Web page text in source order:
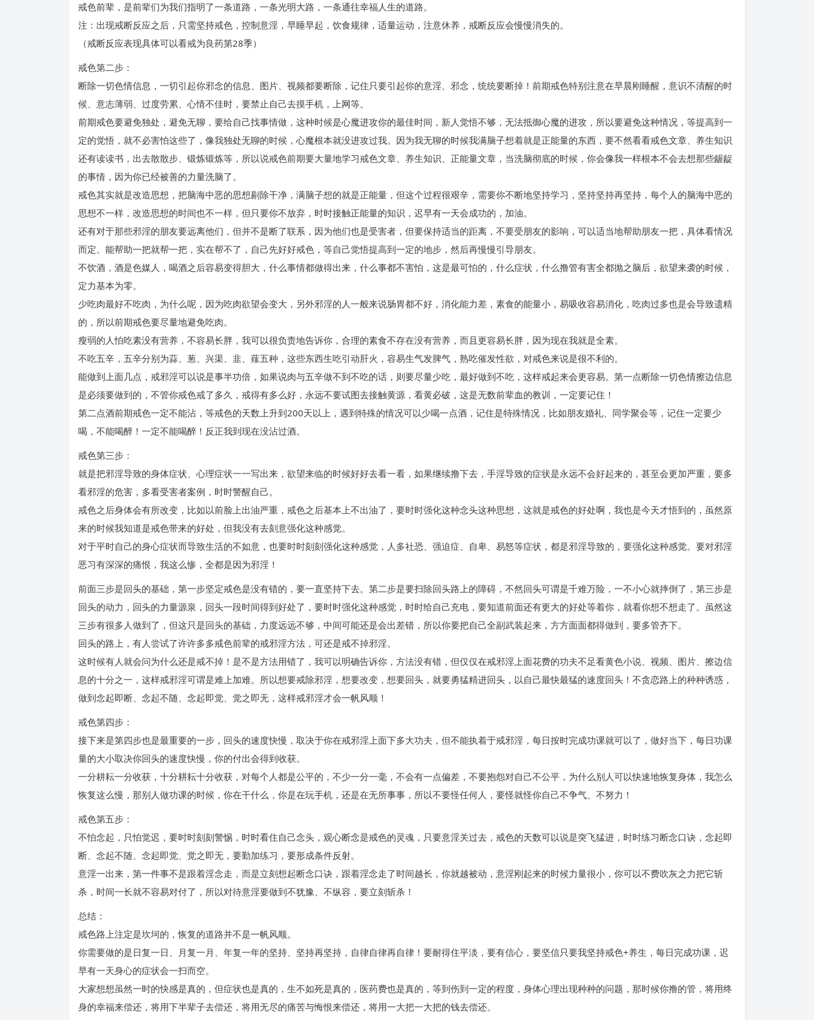
戒色前辈，是前辈们为我们指明了一条道路，一条光明大路，一条通往幸福人生的道路。
注：出现戒断反应之后，只需坚持戒色，控制意淫，早睡早起，饮食规律，适量运动，注意休养，戒断反应会慢慢消失的。
（戒断反应表现具体可以看戒为良药第28季）
戒色第二步：
断除一切色情信息，一切引起你邪念的信息、图片、视频都要断除，记住只要引起你的意淫、邪念，统统要断掉！前期戒色特别注意在早晨刚睡醒，意识不清醒的时
候、意志薄弱、过度劳累、心情不佳时，要禁止自己去摸手机，上网等。
前期戒色要避免独处，避免无聊，要给自己找事情做，这种时候是心魔进攻你的最佳时间，新人觉悟不够，无法抵御心魔的进攻，所以要避免这种情况，等提高到一
定的觉悟，就不必害怕这些了，像我独处无聊的时候，心魔根本就没进攻过我。因为我无聊的时候我满脑子想着就是正能量的东西，要不然看看戒色文章、养生知识
还有读读书，出去散散步、锻炼锻炼等，所以说戒色前期要大量地学习戒色文章、养生知识、正能量文章，当洗脑彻底的时候，你会像我一样根本不会去想那些龌龊
的事情，因为你已经被善的力量洗脑了。
戒色其实就是改造思想，把脑海中恶的思想剔除干净，满脑子想的就是正能量，但这个过程很艰辛，需要你不断地坚持学习，坚持坚持再坚持，每个人的脑海中恶的
思想不一样，改造思想的时间也不一样，但只要你不放弃，时时接触正能量的知识，迟早有一天会成功的，加油。
还有对于那些邪淫的朋友要远离他们，但并不是断了联系，因为他们也是受害者，但要保持适当的距离，不要受朋友的影响，可以适当地帮助朋友一把，具体看情况
而定。能帮助一把就帮一把，实在帮不了，自己先好好戒色，等自己觉悟提高到一定的地步，然后再慢慢引导朋友。
不饮酒，酒是色媒人，喝酒之后容易变得胆大，什么事情都做得出来，什么事都不害怕，这是最可怕的，什么症状，什么撸管有害全都抛之脑后，欲望来袭的时候，
定力基本为零。
少吃肉最好不吃肉，为什么呢，因为吃肉欲望会变大，另外邪淫的人一般来说肠胃都不好，消化能力差，素食的能量小，易吸收容易消化，吃肉过多也是会导致遗精
的，所以前期戒色要尽量地避免吃肉。
瘦弱的人怕吃素没有营养，不容易长胖，我可以很负责地告诉你，合理的素食不存在没有营养，而且更容易长胖，因为现在我就是全素。
不吃五辛，五辛分别为蒜、葱、兴渠、韭、薤五种，这些东西生吃引动肝火，容易生气发脾气，熟吃催发性欲，对戒色来说是很不利的。
能做到上面几点，戒邪淫可以说是事半功倍，如果说肉与五辛做不到不吃的话，则要尽量少吃，最好做到不吃，这样戒起来会更容易。第一点断除一切色情擦边信息
是必须要做到的，不管你戒色戒了多久，戒得有多么好，永远不要试图去接触黄源，看黄必破，这是无数前辈血的教训，一定要记住！
第二点酒前期戒色一定不能沾，等戒色的天数上升到200天以上，遇到特殊的情况可以少喝一点酒，记住是特殊情况，比如朋友婚礼、同学聚会等，记住一定要少
喝，不能喝醉！一定不能喝醉！反正我到现在没沾过酒。
戒色第三步：
就是把邪淫导致的身体症状、心理症状一一写出来，欲望来临的时候好好去看一看，如果继续撸下去，手淫导致的症状是永远不会好起来的，甚至会更加严重，要多
看邪淫的危害，多看受害者案例，时时警醒自己。
戒色之后身体会有所改变，比如以前脸上出油严重，戒色之后基本上不出油了，要时时强化这种念头这种思想，这就是戒色的好处啊，我也是今天才悟到的，虽然原
来的时候我知道是戒色带来的好处，但我没有去刻意强化这种感觉。
对于平时自己的身心症状而导致生活的不如意，也要时时刻刻强化这种感觉，人多社恐、强迫症、自卑、易怒等症状，都是邪淫导致的，要强化这种感觉。要对邪淫
恶习有深深的痛恨，我这么惨，全都是因为邪淫！
前面三步是回头的基础，第一步坚定戒色是没有错的，要一直坚持下去。第二步是要扫除回头路上的障碍，不然回头可谓是千难万险，一不小心就摔倒了，第三步是
回头的动力，回头的力量源泉，回头一段时间得到好处了，要时时强化这种感觉，时时给自己充电，要知道前面还有更大的好处等着你，就看你想不想走了。虽然这
三步有很多人做到了，但这只是回头的基础，力度远远不够，中间可能还是会出差错，所以你要把自己全副武装起来，方方面面都得做到，要多管齐下。
回头的路上，有人尝试了许许多多戒色前辈的戒邪淫方法，可还是戒不掉邪淫。
这时候有人就会问为什么还是戒不掉！是不是方法用错了，我可以明确告诉你，方法没有错，但仅仅在戒邪淫上面花费的功夫不足看黄色小说、视频、图片、擦边信
息的十分之一，这样戒邪淫可谓是难上加难。所以想要戒除邪淫，想要改变，想要回头，就要勇猛精进回头，以自己最快最猛的速度回头！不贪恋路上的种种诱惑，
做到念起即断、念起不随、念起即觉、觉之即无，这样戒邪淫才会一帆风顺！
戒色第四步：
接下来是第四步也是最重要的一步，回头的速度快慢，取决于你在戒邪淫上面下多大功夫，但不能执着于戒邪淫，每日按时完成功课就可以了，做好当下，每日功课
量的大小取决你回头的速度快慢，你的付出会得到收获。
一分耕耘一分收获，十分耕耘十分收获，对每个人都是公平的，不少一分一毫，不会有一点偏差，不要抱怨对自己不公平，为什么别人可以快速地恢复身体，我怎么
恢复这么慢，那别人做功课的时候，你在干什么，你是在玩手机，还是在无所事事，所以不要怪任何人，要怪就怪你自己不争气、不努力！
戒色第五步：
不怕念起，只怕觉迟，要时时刻刻警惕，时时看住自己念头，观心断念是戒色的灵魂，只要意淫关过去，戒色的天数可以说是突飞猛进，时时练习断念口诀，念起即
断、念起不随、念起即觉、觉之即无，要勤加练习，要形成条件反射。
意淫一出来，第一件事不是跟着淫念走，而是立刻想起断念口诀，跟着淫念走了时间越长，你就越被动，意淫刚起来的时候力量很小，你可以不费吹灰之力把它斩
杀，时间一长就不容易对付了，所以对待意淫要做到不犹豫、不纵容，要立刻斩杀！
总结：
戒色路上注定是坎坷的，恢复的道路并不是一帆风顺。
你需要做的是日复一日、月复一月、年复一年的坚持、坚持再坚持，自律自律再自律！要耐得住平淡，要有信心，要坚信只要我坚持戒色+养生，每日完成功课，迟
早有一天身心的症状会一扫而空。
大家想想虽然一时的快感是真的，但症状也是真的，生不如死是真的，医药费也是真的，等到伤到一定的程度，身体心理出现种种的问题，那时候你撸的管，将用终
身的幸福来偿还，将用下半辈子去偿还，将用无尽的痛苦与悔恨来偿还，将用一大把一大把的钱去偿还。